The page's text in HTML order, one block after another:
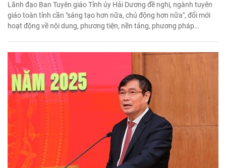
Lãnh đạo Ban Tuyên giáo Tỉnh ủy Hải Dương đề nghị, ngành tuyên
giáo toàn tỉnh cần "sáng tạo hơn nữa, chủ động hơn nữa", đổi mới
hoạt động về nội dung, phương tiện, nền tảng, phương pháp…